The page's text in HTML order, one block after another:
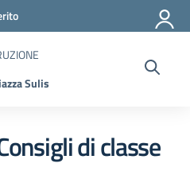
Sulis
di classe